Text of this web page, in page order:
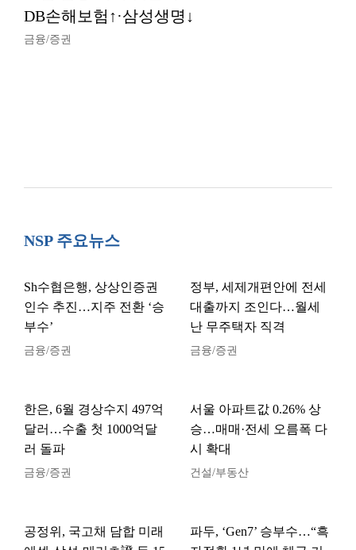
DB손해보험↑·삼성생명↓
금융/증권
NSP 주요뉴스
Sh수협은행, 상상인증권
인수 추진…지주 전환 ‘승
부수’
금융/증권
정부, 세제개편안에 전세
대출까지 조인다…월세
난 무주택자 직격
금융/증권
한은, 6월 경상수지 497억
달러…수출 첫 1000억달
러 돌파
금융/증권
서울 아파트값 0.26% 상
승…매매·전세 오름폭 다
시 확대
건설/부동산
공정위, 국고채 담합 미래
파두, ‘Gen7’ 승부수…“흑